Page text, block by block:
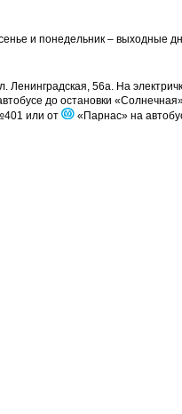
и понедельник – выходные
Ленинградская, 56а. На
до остановки
или от
«Парнас» на